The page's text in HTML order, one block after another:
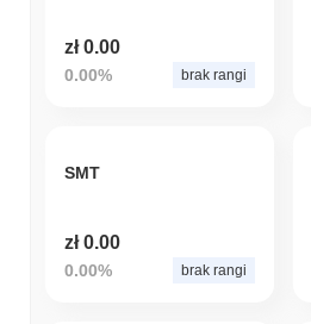
zł 0.00
0.00% brak rangi
SMT
zł 0.00
0.00% brak rangi